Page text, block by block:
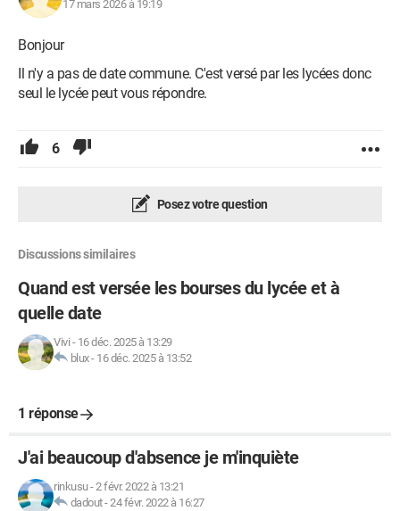
17 mars 2026 à 19:19
Bonjour
Il n'y a pas de date commune. C'est versé par les lycées donc
seul le lycée peut vous répondre.
6
Posez votre question
Discussions similaires
Quand est versée les bourses du lycée et à
quelle date
Vivi - 16 déc. 2025 à 13:29
blux- 16 déc. 2025 à 13:52
1 réponse
J'ai beaucoup d'absence je m'inquiète
rinkusu-2 févr. 2022 à 13:21
dadout-24 févr. 2022 à 16:27